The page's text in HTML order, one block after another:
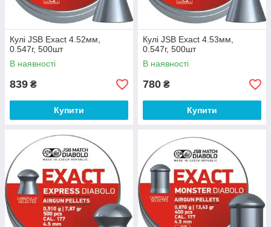
Кулі JSB Exact 4.52мм,
0.547г, 500шт
В наявності
839 ₴
Купити
Кулі JSB Exact 4.53мм,
0.547г, 500шт
В наявності
780 ₴
Купити